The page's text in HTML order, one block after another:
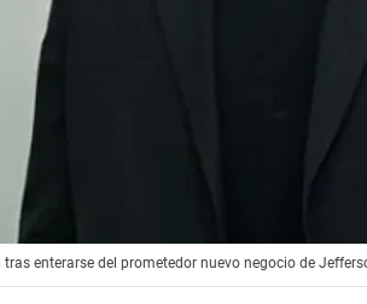
enterarse del prometedor nuevo negocio de